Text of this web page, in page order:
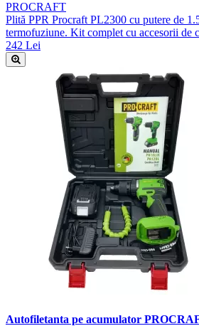
PROCRAFT
Plită PPR Procraft PL2300 cu putere de
termofuziune. Kit complet cu accesorii de
242 Lei
Autofiletanta pe acumulator